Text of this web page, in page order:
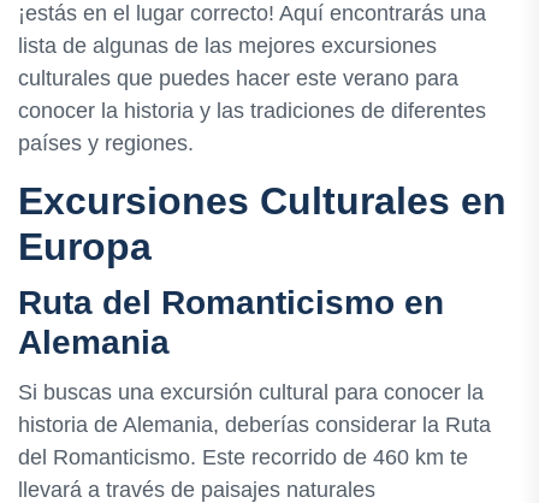
¡estás en el lugar correcto! Aquí encontrarás una
lista de algunas de las mejores excursiones
culturales que puedes hacer este verano para
conocer la historia y las tradiciones de diferentes
países y regiones.
Excursiones Culturales en
Europa
Ruta del Romanticismo en
Alemania
Si buscas una excursión cultural para conocer la
historia de Alemania, deberías considerar la Ruta
del Romanticismo. Este recorrido de 460 km te
llevará a través de paisajes naturales